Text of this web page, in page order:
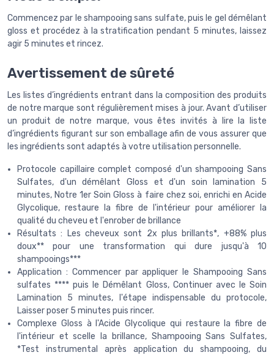
Commencez par le shampooing sans sulfate, puis le gel démêlant
gloss et procédez à la stratification pendant 5 minutes, laissez
agir 5 minutes et rincez.
Avertissement de sûreté
Les listes d’ingrédients entrant dans la composition des produits
de notre marque sont régulièrement mises à jour. Avant d’utiliser
un produit de notre marque, vous êtes invités à lire la liste
d’ingrédients figurant sur son emballage afin de vous assurer que
les ingrédients sont adaptés à votre utilisation personnelle.
Protocole capillaire complet composé d'un shampooing Sans
Sulfates, d'un démêlant Gloss et d'un soin lamination 5
minutes, Notre 1er Soin Gloss à faire chez soi, enrichi en Acide
Glycolique, restaure la fibre de l'intérieur pour améliorer la
qualité du cheveu et l'enrober de brillance
Résultats : Les cheveux sont 2x plus brillants*, +88% plus
doux** pour une transformation qui dure jusqu'à 10
shampooings***
Application : Commencer par appliquer le Shampooing Sans
sulfates **** puis le Démêlant Gloss, Continuer avec le Soin
Lamination 5 minutes, l'étape indispensable du protocole,
Laisser poser 5 minutes puis rincer.
Complexe Gloss à l'Acide Glycolique qui restaure la fibre de
l'intérieur et scelle la brillance, Shampooing Sans Sulfates,
*Test instrumental après application du shampooing, du